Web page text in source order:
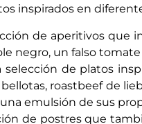
inspirados en
de aperitivos que
negro, un falso
de platos
roastbeef de
emulsión de sus
de postres que